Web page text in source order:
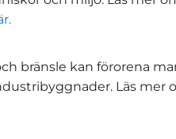
bränsle kan förorena
Läs mer